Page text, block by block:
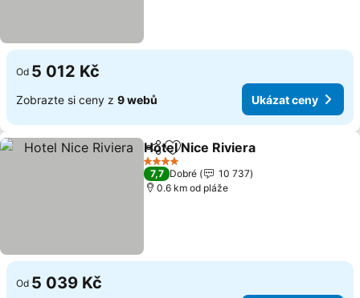
Od 5 012 Kč
Zobrazte si ceny z 9 webů Ukázat ceny
SdíletPřidat na seznam oblíbených
Hotel Nice Riviera
4 Počet hvězdiček
7,7 Dobré
10 737
0.6 km od pláže
Od 5 039 Kč